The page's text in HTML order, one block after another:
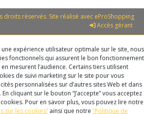
droits réservés. Site réalisé avec eProShopping
Accès gérant
expérience utilisateur optimale sur le site, nous
fonctionnels qui assurent le bon fonctionnement
mesurent l’audience. Certains tiers utilisent
de suivi marketing sur le site pour vous
personnalisées sur d’autres sites Web et dans
cliquant sur le bouton “J’accepte” vous acceptez
cookies. Pour en savoir plus, vous pouvez lire notre
sur les cookies” ainsi que notre “Politique de